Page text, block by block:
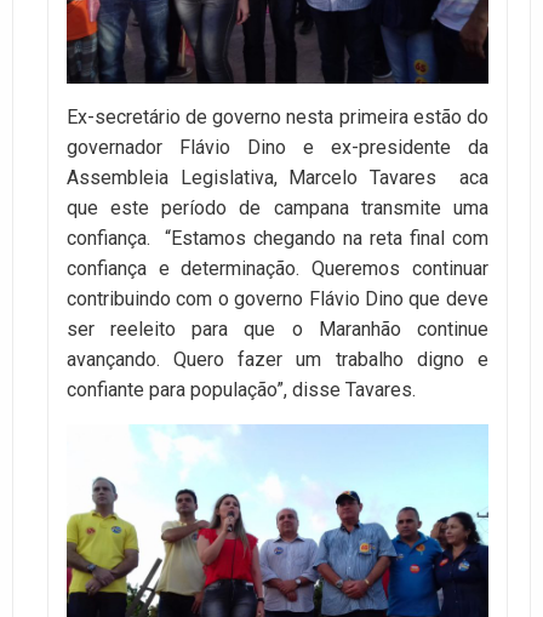
Ex-secretário de governo nesta primeira estão do
governador Flávio Dino e ex-presidente da
Assembleia Legislativa, Marcelo Tavares aca
que este período de campana transmite uma
confiança. “Estamos chegando na reta final com
confiança e determinação. Queremos continuar
contribuindo com o governo Flávio Dino que deve
ser reeleito para que o Maranhão continue
avançando. Quero fazer um trabalho digno e
confiante para população”, disse Tavares.